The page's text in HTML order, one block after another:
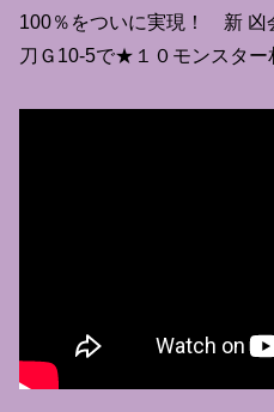
100％をついに実現！ 新 凶
刀Ｇ10-5で★１０モンスター